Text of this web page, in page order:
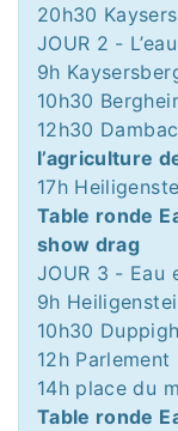
20h30
JOUR 2 -
9h
10h30
12h30
l’agriculture
17h
Table ronde
show drag
JOUR 3 - Eau
9h
10h30
12h
14h place du
Table ronde